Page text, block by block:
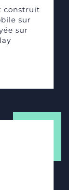
construit
sur
sur